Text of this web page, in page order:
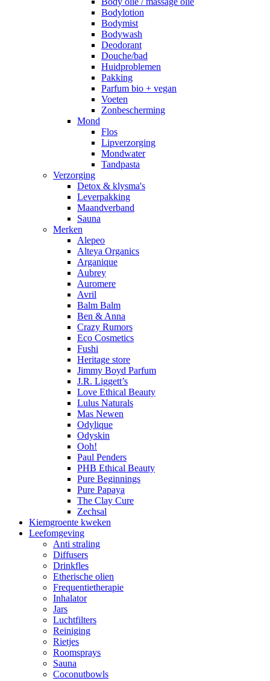
Bodylotion
Bodymist
Bodywash
Deodorant
Douche/bad
Huidproblemen
Pakking
Parfum bio + vegan
Voeten
Zonbescherming
Mond
Flos
Lipverzorging
Mondwater
Tandpasta
Verzorging
Detox & klysma's
Leverpakking
Maandverband
Sauna
Merken
Alepeo
Alteya Organics
Arganique
Aubrey
Auromere
Avril
Balm Balm
Ben & Anna
Crazy Rumors
Eco Cosmetics
Fushi
Heritage store
Jimmy Boyd Parfum
J.R. Liggett’s
Love Ethical Beauty
Lulus Naturals
Mas Newen
Odylique
Odyskin
Ooh!
Paul Penders
PHB Ethical Beauty
Pure Beginnings
Pure Papaya
The Clay Cure
Zechsal
Kiemgroente kweken
Leefomgeving
Anti straling
Diffusers
Drinkfles
Etherische olien
Frequentietherapie
Inhalator
Jars
Luchtfilters
Reiniging
Rietjes
Roomsprays
Sauna
Coconutbowls